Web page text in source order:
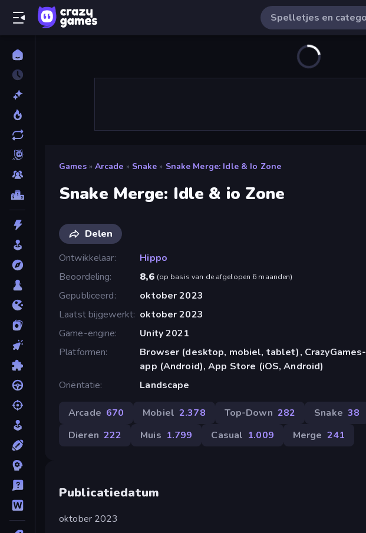
Games » Arcade » Snake » Snake Merge: Idle & Io Zone
Snake Merge: Idle & io Zone
Delen
Ontwikkelaar
Hippo
Beoordeling
8,6 (op basis van de afgelopen 6 maanden)
Gepubliceerd
oktober 2023
Laatst bijgewerkt oktober 2023
Game-engine
Unity 2021
Platformen
Browser (desktop, mobiel, tablet), CrazyGames-
app (Android), App Store (iOS, Android)
Oriëntatie
Landscape
Arcade 670 Mobiel 2.378 Top-Down 282 Snake 38
Dieren 222 Muis 1.799 Casual 1.009 Merge 241
Publicatiedatum
oktober 2023